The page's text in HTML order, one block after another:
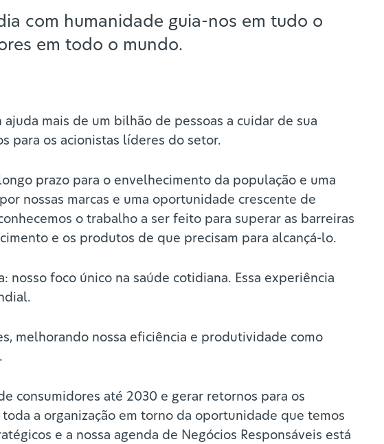
com humanidade guia-nos em tudo o
em todo o mundo.
mais de um bilhão de pessoas a cuidar de sua
para os acionistas líderes do setor.
prazo para o envelhecimento da população e uma
nossas marcas e uma oportunidade crescente de
o trabalho a ser feito para superar as barreiras
e os produtos de que precisam para alcançá-lo.
foco único na saúde cotidiana. Essa experiência
melhorando nossa eficiência e produtividade como
consumidores até 2030 e gerar retornos para os
a organização em torno da oportunidade que temos
e a nossa agenda de Negócios Responsáveis está